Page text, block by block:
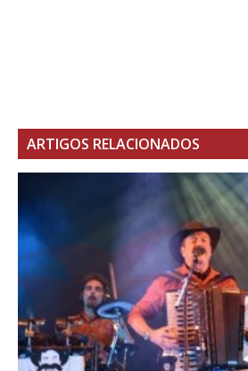
ARTIGOS RELACIONADOS